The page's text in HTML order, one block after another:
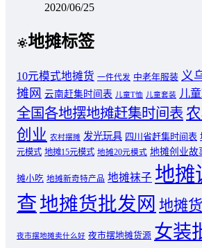
2020/06/25
地摊标签
10元模式地摊货 一件代发 中老年服装 义
摊网 云南赶集时间表 儿童T恤 儿童套装 儿
全国各地摆地摊赶集时间表
创业 农村摆摊 发光玩具 四川省赶集时间表
元模式 地摊15元模式 地摊20元模式 地摊创业故
摊小吃 地摊新奇特产品 地摊袜子 地摊
查地摊货批发网 地摊
夜市摆地摊卖什么好 夜市摆地摊货源 女装